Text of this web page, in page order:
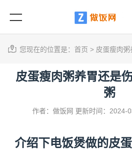
您现在的位置是： 首页 > 皮蛋瘦肉
皮蛋瘦肉粥养胃还是
粥
作者：做饭网 更新时间：2024-
介绍下电饭煲做的皮